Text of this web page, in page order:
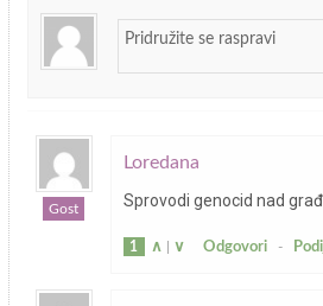
Gost
Loredana
Sprovodi genocid nad
1 ∧ ∨ Odgovori-